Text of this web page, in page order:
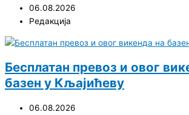
06.08.2026
Редакција
Бесплатан превоз и овог
базен у Кљајићеву
06.08.2026